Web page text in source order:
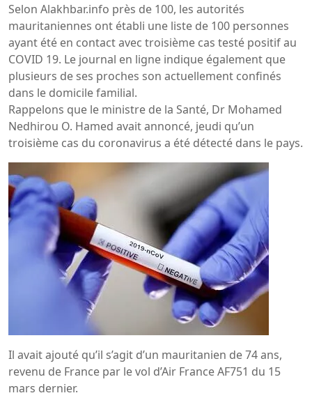
Selon Alakhbar.info près de 100, les autorités
mauritaniennes ont établi une liste de 100 personnes
ayant été en contact avec troisième cas testé positif au
COVID 19. Le journal en ligne indique également que
plusieurs de ses proches son actuellement confinés
dans le domicile familial.
Rappelons que le ministre de la Santé, Dr Mohamed
Nedhirou O. Hamed avait annoncé, jeudi qu’un
troisième cas du coronavirus a été détecté dans le pays.
Il avait ajouté qu’il s’agit d’un mauritanien de 74 ans,
revenu de France par le vol d’Air France AF751 du 15
mars dernier.